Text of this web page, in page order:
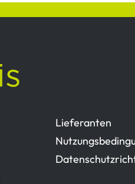
Lieferanten